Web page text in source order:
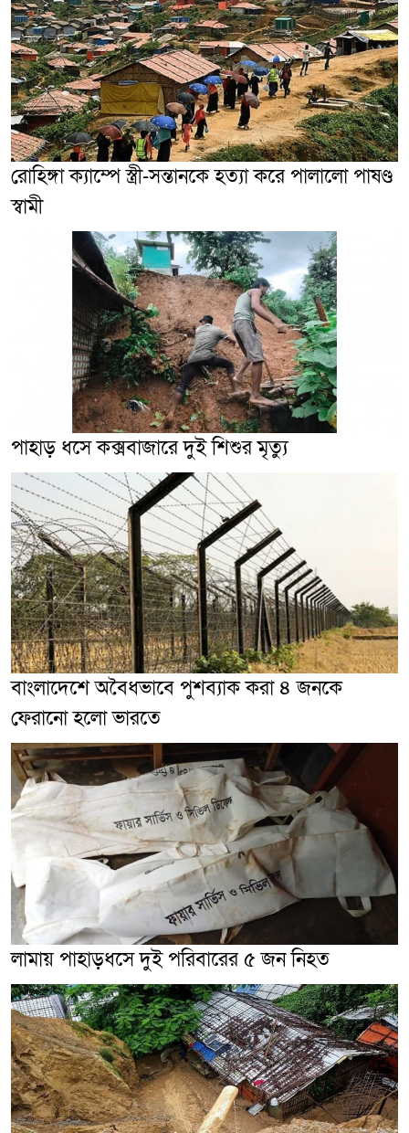
রোহিঙ্গা ক্যাম্পে স্ত্রী-সন্তানকে হত্যা করে পালালো পাষণ্ড
স্বামী
পাহাড় ধসে কক্সবাজারে দুই শিশুর মৃত্যু
বাংলাদেশে অবৈধভাবে পুশব্যাক করা ৪ জনকে
ফেরানো হলো ভারতে
লামায় পাহাড়ধসে দুই পরিবারের ৫ জন নিহত